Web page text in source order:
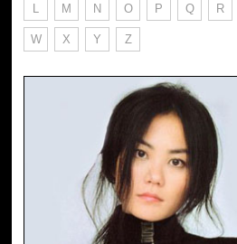
L M N O P Q R
W X Y Z